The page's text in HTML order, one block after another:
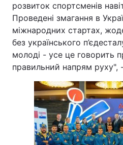
розвиток спортсменів
Проведені змагання в
міжнародних стартах,
без українського
молоді - усе це говорить
правильний напрям руху",